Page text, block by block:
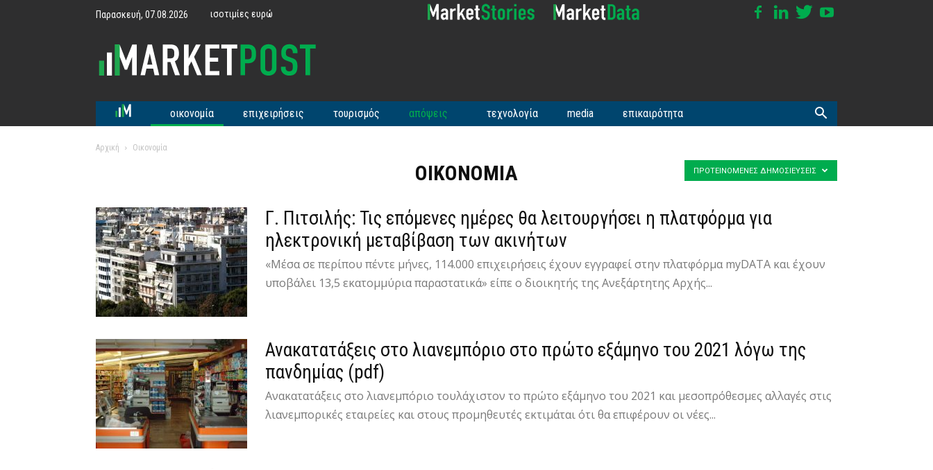
Παρασκευή, 07.08.2026 ισοτιμίες ευρώ
οικονομία επιχειρήσεις τουρισμός απόψεις τεχνολογία media επικαιρότητα
Αρχική Οικονομία
ΟΙΚΟΝΟΜΊΑ ΠΡΟΤΕΙΝΌΜΕΝΕΣ ΔΗΜΟΣΙΕΎΣΕΙΣ
Γ. Πιτσιλής: Τις επόμενες ημέρες θα λειτουργήσει η πλατφόρμα για
ηλεκτρονική μεταβίβαση των ακινήτων
«Μέσα σε περίπου πέντε μήνες, 114.000 επιχειρήσεις έχουν εγγραφεί στην πλατφόρμα myDATA και έχουν
υποβάλει 13,5 εκατομμύρια παραστατικά» είπε ο διοικητής της Ανεξάρτητης Αρχής...
Ανακατατάξεις στο λιανεμπόριο στο πρώτο εξάμηνο του 2021 λόγω της
πανδημίας (pdf)
Ανακατατάξεις στο λιανεμπόριο τουλάχιστον το πρώτο εξάμηνο του 2021 και μεσοπρόθεσμες αλλαγές στις
λιανεμπορικές εταιρείες και στους προμηθευτές εκτιμάται ότι θα επιφέρουν οι νέες...